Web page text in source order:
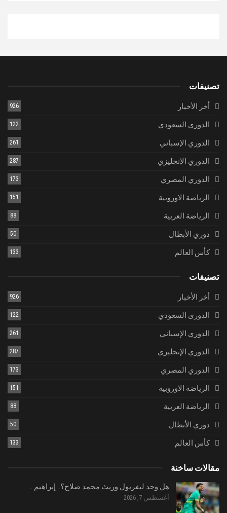
تصنيفات
أخر الأخبار 926
الدورى السعودي 122
الدوري الإسباني 261
الدوري الإنجليزي 287
الدوري المصري 173
الرياضة الاوروبية 151
الرياضة العربية 88
دوري الأبطال 50
كأس العالم 133
تصنيفات
أخر الأخبار 926
الدورى السعودي 122
الدوري الإسباني 261
الدوري الإنجليزي 287
الدوري المصري 173
الرياضة الاوروبية 151
الرياضة العربية 88
دوري الأبطال 50
كأس العالم 133
مقالات ساخنة
هل وجد ليفربول وريث محمد صلاح؟.. إبراهيم…
أغسطس 7, 2026